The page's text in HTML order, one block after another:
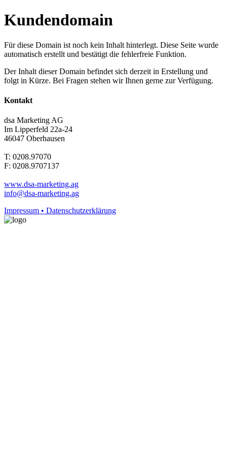
Kundendomain
Für diese Domain ist noch kein Inhalt hinterlegt. Diese Seite wurde
automatisch erstellt und bestätigt die fehlerfreie Funktion.
Der Inhalt dieser Domain befindet sich derzeit in Erstellung und
folgt in Kürze. Bei Fragen stehen wir Ihnen gerne zur Verfügung.
Kontakt
dsa Marketing AG
Im Lipperfeld 22a-24
46047 Oberhausen
T: 0208.97070
F: 0208.9707137
www.dsa-marketing.ag
info@dsa-marketing.ag
Impressum • Datenschutzerklärung